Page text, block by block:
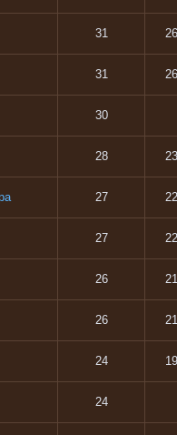
31 26
31 26
30
28 23
27 22
27 22
26 21
26 21
24 19
24